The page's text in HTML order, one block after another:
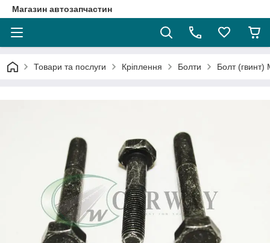
Магазин автозапчастин
Товари та послуги Кріплення Болти Болт